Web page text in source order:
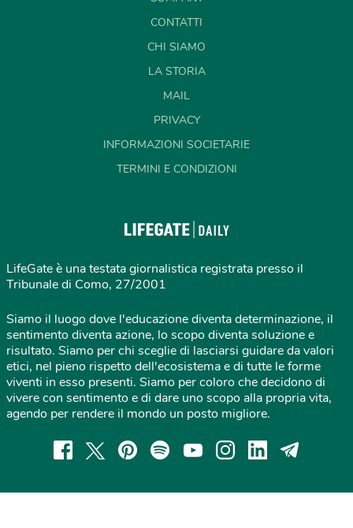
CONTATTI
CHI SIAMO
LA STORIA
MAIL
PRIVACY
INFORMAZIONI SOCIETARIE
TERMINI E CONDIZIONI
LifeGate è una testata giornalistica registrata presso il
Tribunale di Como, 27/2001
Siamo il luogo dove l'educazione diventa determinazione, il
sentimento diventa azione, lo scopo diventa soluzione e
risultato. Siamo per chi sceglie di lasciarsi guidare da valori
etici, nel pieno rispetto dell'ecosistema e di tutte le forme
viventi in esso presenti. Siamo per coloro che decidono di
vivere con sentimento e di dare uno scopo alla propria vita,
agendo per rendere il mondo un posto migliore.